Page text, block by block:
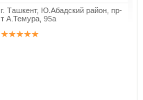
г. Ташкент, Ю.Абадский район, пр-
т А.Темура, 95а